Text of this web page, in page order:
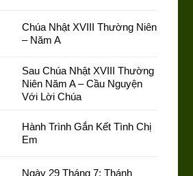
Chúa Nhật XVIII Thường Niên
– Năm A
Sau Chúa Nhật XVIII Thường
Niên Năm A – Cầu Nguyện
Với Lời Chúa
Hành Trình Gắn Kết Tình Chị
Em
Ngày 29 Tháng 7: Thánh